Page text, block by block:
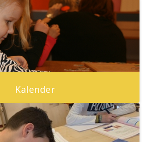
Kalender